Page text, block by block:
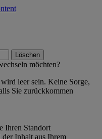
Löschen
möchten?
leer sein. Keine Sorge,
Sie zurückkommen
Ihren Standort
Inhalt aus Ihrem